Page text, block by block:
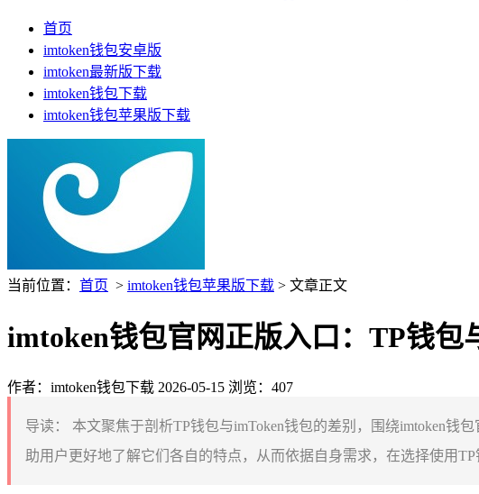
首页
imtoken钱包安卓版
imtoken最新版下载
imtoken钱包下载
imtoken钱包苹果版下载
当前位置： 首页 > imtoken钱包苹果版下载 > 文章正文
imtoken钱包官网正版入口：TP钱包
作者：imtoken钱包下载 2026-05-15 浏览：407
导读：
本文聚焦于剖析TP钱包与imToken钱包的差别，围绕imtoken
助用户更好地了解它们各自的特点，从而依据自身需求，在选择使用